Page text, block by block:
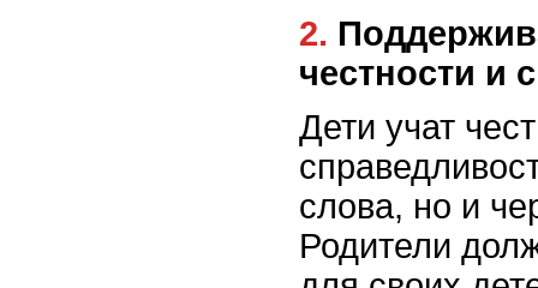
2. Поддерживайте пример
честности и
Дети учат
слова, но и
Родители